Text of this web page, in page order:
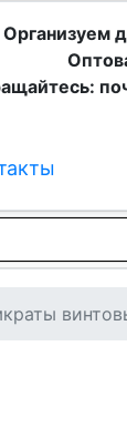
Организуем